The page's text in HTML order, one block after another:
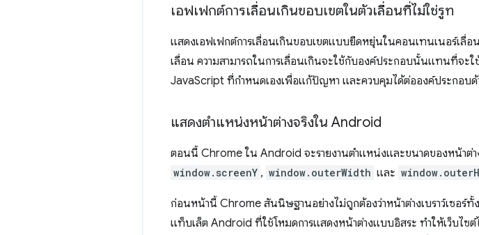
เอฟเฟกต์การเลื่อนเกินขอบเขตในตัวเลื่อนที่ไม่ใช่รูท
แสดงเอฟเฟกต์การเลื่อนเกินขอบเขตแบบยืดหยุ่นในคอนเทนเนอร์เลื่
เลื่อน ความสามารถในการเลื่อนเกินจะใช้กับองค์ประกอบนั้นแทนที่จะ
JavaScript ที่กำหนดเองเพื่อแก้ปัญหา และควบคุมได้ต่อองค์ประกอบด้
แสดงตำแหน่งหน้าต่างจริงใน Android
ตอนนี้ Chrome ใน Android จะรายงานตำแหน่งและขนาดของหน้าต่าง
window.screenY , window.outerWidth และ
ก่อนหน้านี้ Chrome สันนิษฐานอย่างไม่ถูกต้องว่าหน้าต่างเบราว์เซอ
แท็บเล็ต Android ที่ใช้โหมดการแสดงหน้าต่างแบบอิสระ ทำให้เว็บไซ